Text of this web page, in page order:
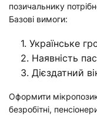
позичальнику
Базові вимоги:
Українське
Наявність
Дієздатний
Оформити
безробітні,